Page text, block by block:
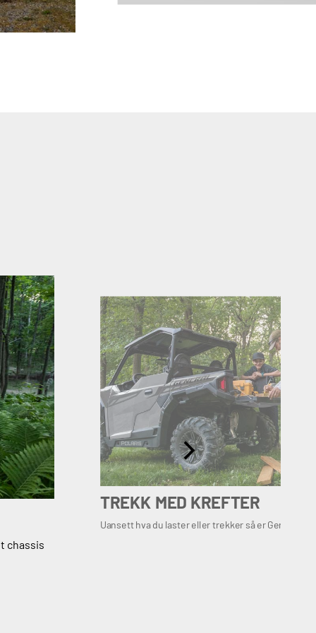
chassis
TREKK MED KREFTER
Uansett hva du laster eller trekker så er Gereralen